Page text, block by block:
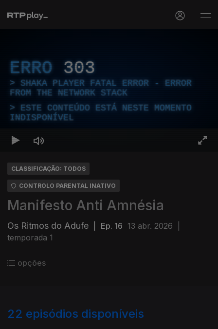
ERRO 303
SHAKA PLAYER FATAL ERROR - ERROR
FROM THE NETWORK STACK
ESTE CONTEÚDO ESTÁ NESTE MOMENTO
INDISPONÍVEL
CLASSIFICAÇÃO: TODOS
CONTROLO PARENTAL INATIVO
Manifesto Anti Amnésia
Os Ritmos do Adufe Ep. 16 13 abr. 2026
temporada 1
opções
22 episódios disponíveis